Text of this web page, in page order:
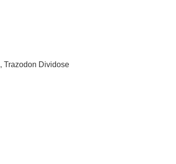
Trazodon Dividose